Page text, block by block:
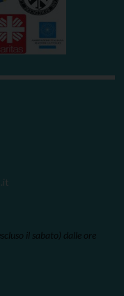
il sabato) dalle ore